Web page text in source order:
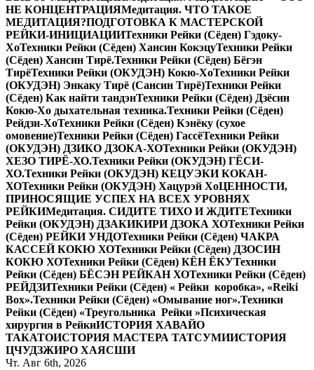
НЕ КОНЦЕНТРАЦИЯМедитация. ЧТО ТАКОЕ
МЕДИТАЦИЯ?ПОДГОТОВКА К МАСТЕРСКОЙ
РЕЙКИ-ИНИЦИАЦИИТехники Рейки (Сёден) Гэдоку-
ХоТехники Рейки (Сёден) Хансин КокэцуТехники Рейки
(Сёден) Хансин Тирё.Техники Рейки (Сёден) Бёгэн
ТирёТехники Рейки (ОКУДЭН) Кокю-ХоТехники Рейки
(ОКУДЭН) Энкаку Тирё (Сансин Тирё)Техники Рейки
(Сёден) Как найти тандэнТехники Рейки (Сёден) Дзёсин
Кокю-Хо дыхательная техника.Техники Рейки (Сёден)
Рейдзи-ХоТехники Рейки (Сёден) Кэнёку (сухое
омовение)Техники Рейки (Сёден) ГассёТехники Рейки
(ОКУДЭН) ДЗИКО ДЗОКА-ХОТехники Рейки (ОКУДЭН)
ХЕЗО ТИРЁ-ХО.Техники Рейки (ОКУДЭН) ГЁСИ-
ХО.Техники Рейки (ОКУДЭН) КЕЦУЭКИ КОКАН-
ХОТехники Рейки (ОКУДЭН) Хацурэй ХоЦЕННОСТИ,
ПРИНОСЯЩИЕ УСПЕХ НА ВСЕХ УРОВНЯХ
РЕЙКИМедитация. СИДИТЕ ТИХО И ЖДИТЕТехники
Рейки (ОКУДЭН) ДЗАКИКИРИ ДЗОКА ХОТехники Рейки
(Сёден) РЕЙКИ УНДОТехники Рейки (Сёден) ЧАКРА
КАССЕЙ КОКЮ ХОТехники Рейки (Сёден) ДЗОСИН
КОКЮ ХОТехники Рейки (Сёден) КЁН ЁКУТехники
Рейки (Сёден) БЁСЭН РЕЙКАН ХОТехники Рейки (Сёден)
РЕЙДЗИТехники Рейки (Сёден) « Рейки коробка», «Reiki
Вox».Техники Рейки (Сёден) «Омывание ног».Техники
Рейки (Сёден) «Треугольника Рейки »Психическая
хирургия в РейкиИСТОРИЯ ХАВАЙО
ТАКАТОИСТОРИЯ МАСТЕРА ТАТСУМИИСТОРИЯ
ЦЧУДЗЖИРО ХАЯСШИ
Чт. Авг 6th, 2026